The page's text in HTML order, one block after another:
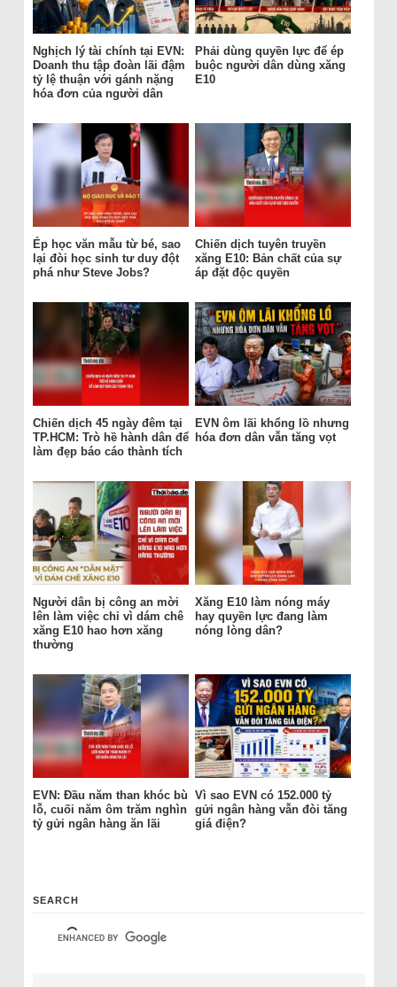
Nghịch lý tài chính tại EVN:
Doanh thu tập đoàn lãi đậm
tỷ lệ thuận với gánh nặng
hóa đơn của người dân
Phải dùng quyền lực để ép
buộc người dân dùng xăng
E10
Ép học văn mẫu từ bé, sao
lại đòi học sinh tư duy đột
phá như Steve Jobs?
Chiến dịch tuyên truyền
xăng E10: Bản chất của sự
áp đặt độc quyền
Chiến dịch 45 ngày đêm tại
TP.HCM: Trò hề hành dân để
làm đẹp báo cáo thành tích
EVN ôm lãi khổng lồ nhưng
hóa đơn dân vẫn tăng vọt
Người dân bị công an mời
lên làm việc chỉ vì dám chê
xăng E10 hao hơn xăng
thường
Xăng E10 làm nóng máy
hay quyền lực đang làm
nóng lòng dân?
EVN: Đầu năm than khóc bù
lỗ, cuối năm ôm trăm nghìn
tỷ gửi ngân hàng ăn lãi
Vì sao EVN có 152.000 tỷ
gửi ngân hàng vẫn đòi tăng
giá điện?
SEARCH